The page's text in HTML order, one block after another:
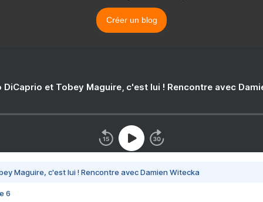
Créer un blog
DiCaprio et Tobey Maguire, c'est lui ! Rencontre avec
Maguire, c'est lui ! Rencontre avec Damien Witecka
6